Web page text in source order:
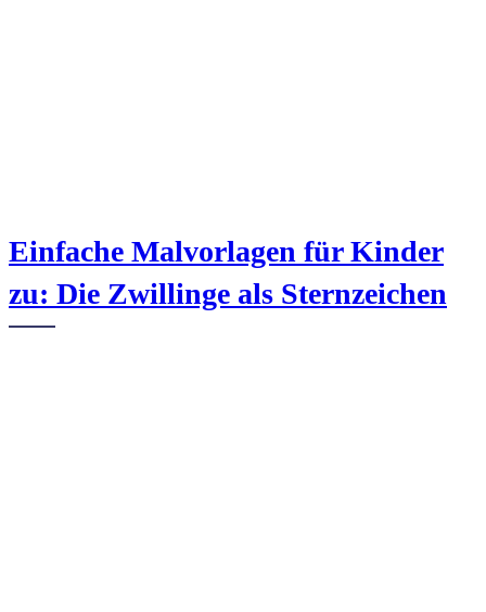
Einfache Malvorlagen für Kinder
zu: Die Zwillinge als Sternzeichen